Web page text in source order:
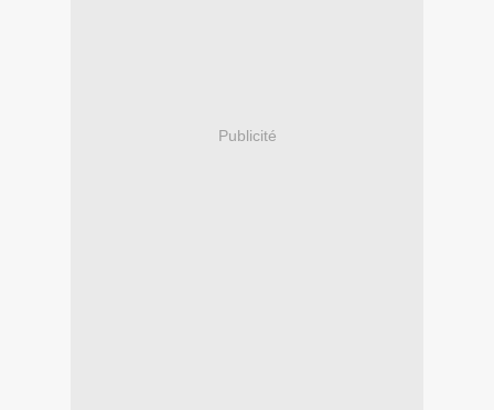
Publicité